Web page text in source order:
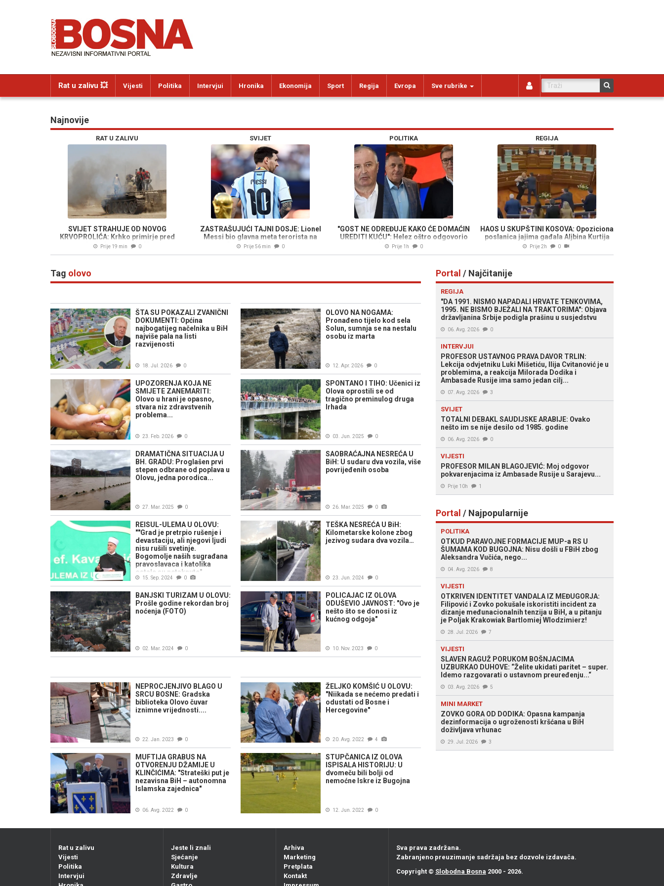
Rat u zalivu 💥 Vijesti Politika Intervjui Hronika Ekonomija Sport Regija Evropa Sve rubrike
Najnovije
RAT U ZALIVU
SVIJET STRAHUJE OD NOVOG
KRVOPROLIĆA: Krhko primirje pred
potpunim kolapsom, Huti kreću u
Prije 19 min 0
SVIJET
ZASTRAŠUJUĆI TAJNI DOSJE: Lionel
Messi bio glavna meta terorista na
Svjetskom prvenstvu
Prije 56 min 0
POLITIKA
"GOST NE ODREĐUJE KAKO ĆE DOMAĆIN
UREDITI KUĆU": Helez oštro odgovorio
Vučiću i Dodiku
Prije 1h 0
REGIJA
HAOS U SKUPŠTINI KOSOVA: Opoziciona
poslanica jajima gađala Aljbina Kurtija
(VIDEO)
Prije 2h 0
Tag olovo
ŠTA SU POKAZALI ZVANIČNI
DOKUMENTI: Općina
najbogatijeg načelnika u BiH
najviše pala na listi
razvijenosti
18. Jul. 2026 0
OLOVO NA NOGAMA:
Pronađeno tijelo kod sela
Solun, sumnja se na nestalu
osobu iz marta
12. Apr. 2026 0
UPOZORENJA KOJA NE
SMIJETE ZANEMARITI:
Olovo u hrani je opasno,
stvara niz zdravstvenih
problema...
23. Feb. 2026 0
SPONTANO I TIHO: Učenici iz
Olova oprostili se od
tragično preminulog druga
Irhada
03. Jun. 2025 0
DRAMATIČNA SITUACIJA U
BH. GRADU: Proglašen prvi
stepen odbrane od poplava u
Olovu, jedna porodica...
27. Mar. 2025 0
SAOBRAĆAJNA NESREĆA U
BiH: U sudaru dva vozila, više
povrijeđenih osoba
26. Mar. 2025 0
REISUL-ULEMA U OLOVU:
""Grad je pretrpio rušenje i
devastaciju, ali njegovi ljudi
nisu rušili svetinje.
Bogomolje naših sugrađana
pravoslavaca i katolika
ostale su netaknute"
15. Sep. 2024 0
TEŠKA NESREĆA U BiH:
Kilometarske kolone zbog
jezivog sudara dva vozila…
23. Jun. 2024 0
BANJSKI TURIZAM U OLOVU:
Prošle godine rekordan broj
noćenja (FOTO)
02. Mar. 2024 0
POLICAJAC IZ OLOVA
ODUŠEVIO JAVNOST: "Ovo je
nešto što se donosi iz
kućnog odgoja"
10. Nov. 2023 0
NEPROCJENJIVO BLAGO U
SRCU BOSNE: Gradska
biblioteka Olovo čuvar
iznimne vrijednosti....
22. Jan. 2023 0
ŽELJKO KOMŠIĆ U OLOVU:
"Niikada se nećemo predati i
odustati od Bosne i
Hercegovine"
20. Avg. 2022 4
MUFTIJA GRABUS NA
OTVORENJU DŽAMIJE U
KLINČIĆIMA: "Strateški put je
nezavisna BiH – autonomna
Islamska zajednica"
06. Avg. 2022 0
STUPČANICA IZ OLOVA
ISPISALA HISTORIJU: U
dvomeču bili bolji od
nemoćne Iskre iz Bugojna
12. Jun. 2022 0
Portal / Najčitanije
REGIJA
"DA 1991. NISMO NAPADALI HRVATE TENKOVIMA,
1995. NE BISMO BJEŽALI NA TRAKTORIMA": Objava
državljanina Srbije podigla prašinu u susjedstvu
06. Avg. 2026 0
INTERVJUI
PROFESOR USTAVNOG PRAVA DAVOR TRLIN:
Lekcija odvjetniku Luki Mišetiću, Ilija Cvitanović je u
problemima, a reakcija Milorada Dodika i
Ambasade Rusije ima samo jedan cilj...
07. Avg. 2026 3
SVIJET
TOTALNI DEBAKL SAUDIJSKE ARABIJE: Ovako
nešto im se nije desilo od 1985. godine
06. Avg. 2026 0
VIJESTI
PROFESOR MILAN BLAGOJEVIĆ: Moj odgovor
pokvarenjacima iz Ambasade Rusije u Sarajevu...
Prije 10h 1
Portal / Najpopularnije
POLITIKA
OTKUD PARAVOJNE FORMACIJE MUP-a RS U
ŠUMAMA KOD BUGOJNA: Nisu došli u FBiH zbog
Aleksandra Vučića, nego...
04. Avg. 2026 8
VIJESTI
OTKRIVEN IDENTITET VANDALA IZ MEĐUGORJA:
Filipović i Zovko pokušale iskoristiti incident za
dizanje međunacionalnih tenzija u BiH, a u pitanju
je Poljak Krakowiak Bartlomiej Wlodzimierz!
28. Jul. 2026 7
VIJESTI
SLAVEN RAGUŽ PORUKOM BOŠNJACIMA
UZBURKAO DUHOVE: “Želite ukidati paritet – super.
Idemo razgovarati o ustavnom preuređenju...“
03. Avg. 2026 5
MINI MARKET
ZOVKO GORA OD DODIKA: Opasna kampanja
dezinformacija o ugroženosti kršćana u BiH
doživljava vrhunac
29. Jul. 2026 3
Rat u zalivu
Vijesti
Politika
Intervjui
Jeste li znali
Sjećanje
Kultura
Zdravlje
Arhiva
Marketing
Pretplata
Kontakt
Sva prava zadržana.
Zabranjeno preuzimanje sadržaja bez dozvole izdavača.
Copyright © Slobodna Bosna 2000 - 2026.